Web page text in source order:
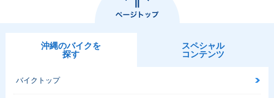
沖縄のバイクを
探す
スペシャル
コンテンツ
バイクトップ